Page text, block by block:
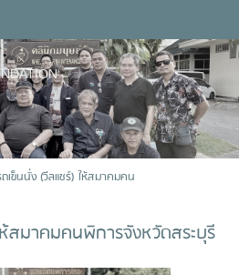
เข็นนั่ง (วีลแชร์) ให้สมาคมคน
สมาคมคนพิการจังหวัดสระบุรี